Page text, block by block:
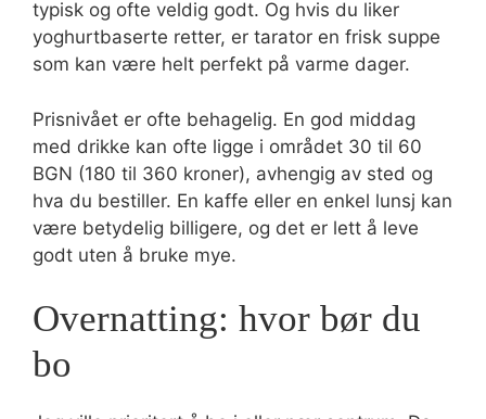
typisk og ofte veldig godt. Og hvis du liker
yoghurtbaserte retter, er tarator en frisk suppe
som kan være helt perfekt på varme dager.
Prisnivået er ofte behagelig. En god middag
med drikke kan ofte ligge i området 30 til 60
BGN (180 til 360 kroner), avhengig av sted og
hva du bestiller. En kaffe eller en enkel lunsj kan
være betydelig billigere, og det er lett å leve
godt uten å bruke mye.
Overnatting: hvor bør du
bo